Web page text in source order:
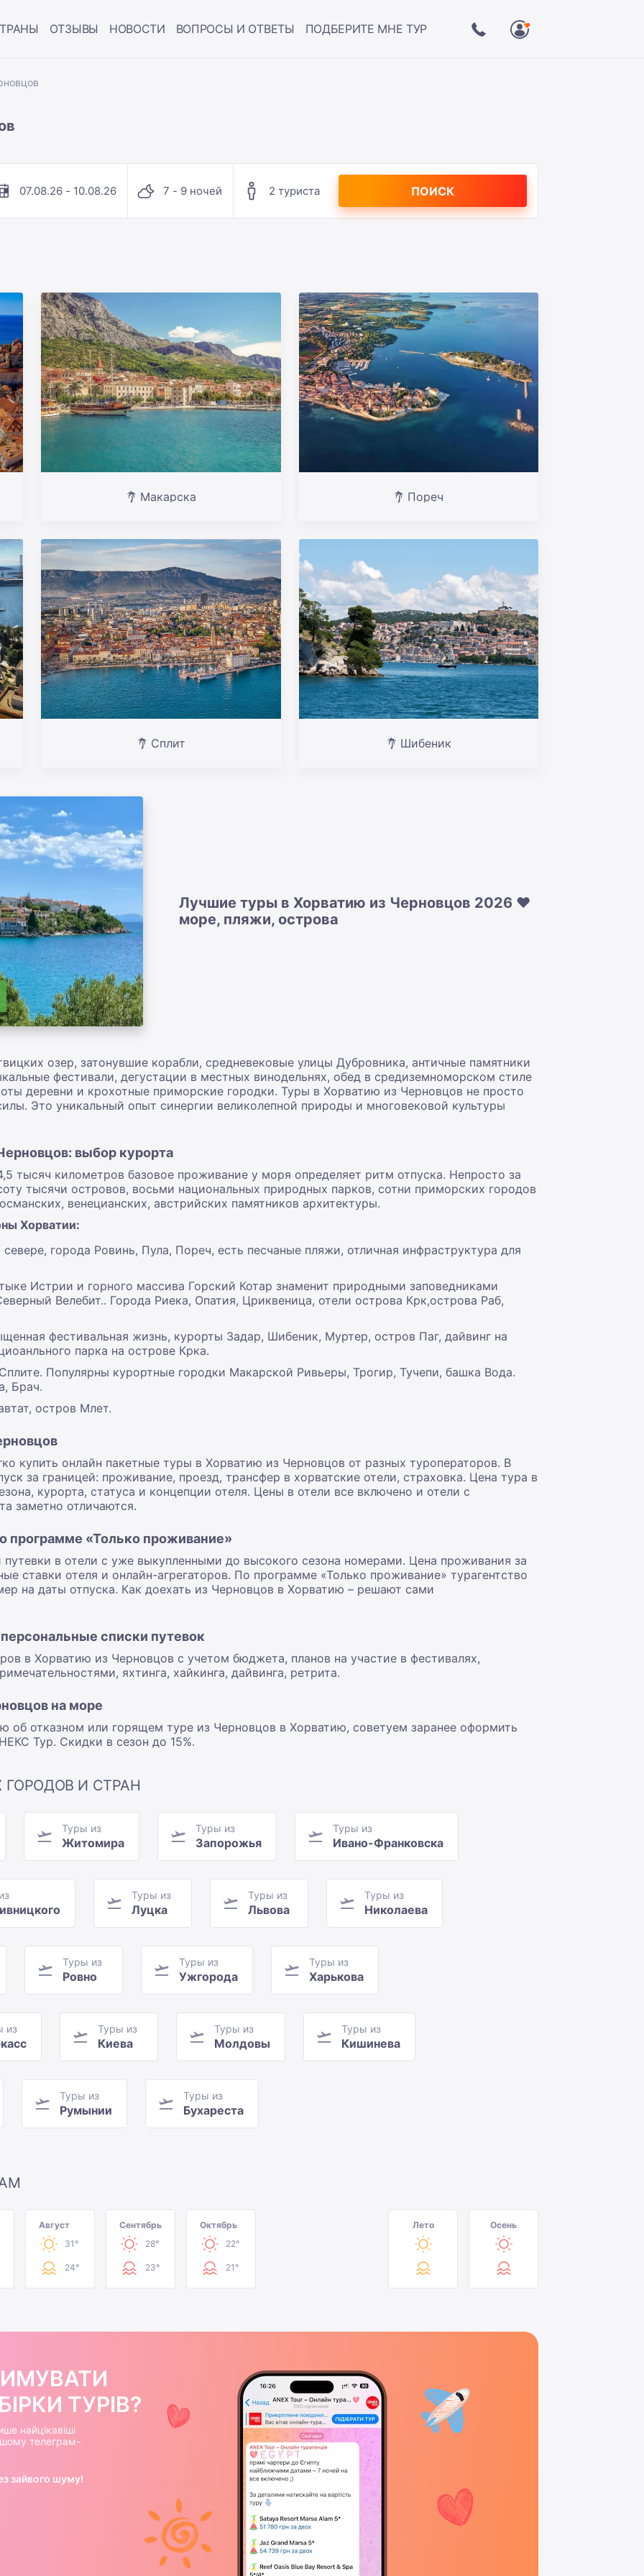
ОТЗЫВЫ НОВОСТИ ВОПРОСЫ И ОТВЕТЫ ПОДБЕРИТЕ МНЕ ТУР
07.08.26 - 10.08.26 7 - 9 ночей 2 туриста ПОИСК
Макарска Пореч
Сплит Шибеник
Лучшие туры в Хорватию из Черновцов 2026 ❤️
море, пляжи, острова
озер, затонувшие корабли, средневековые улицы Дубровника, античные памятники
фестивали, дегустации в местных винодельнях, обед в средиземноморском стиле
деревни и крохотные приморские городки. Туры в Хорватию из Черновцов не просто
Это уникальный опыт синергии великолепной природы и многовековой культуры
выбор курорта
тысяч километров базовое проживание у моря определяет ритм отпуска. Непросто за
тысячи островов, восьми национальных природных парков, сотни приморских городов
венецианских, австрийских памятников архитектуры.
Хорватии:
города Ровинь, Пула, Пореч, есть песчаные пляжи, отличная инфраструктура для
Истрии и горного массива Горский Котар знаменит природными заповедниками
Велебит.. Города Риека, Опатия, Цриквеница, отели острова Крк,острова Раб,
фестивальная жизнь, курорты Задар, Шибеник, Муртер, остров Паг, дайвинг на
парка на острове Крка.
Популярны курортные городки Макарской Ривьеры, Трогир, Тучепи, башка Вода.
Брач.
остров Млет.
купить онлайн пакетные туры в Хорватию из Черновцов от разных туроператоров. В
за границей: проживание, проезд, трансфер в хорватские отели, страховка. Цена тура в
курорта, статуса и концепции отеля. Цены в отели все включено и отели с
заметно отличаются.
программе «Только проживание»
путевки в отели с уже выкупленными до высокого сезона номерами. Цена проживания за
ставки отеля и онлайн-агрегаторов. По программе «Только проживание» турагентство
на даты отпуска. Как доехать из Черновцов в Хорватию – решают сами
списки путевок
в Хорватию из Черновцов с учетом бюджета, планов на участие в фестивалях,
яхтинга, хайкинга, дайвинга, ретрита.
на море
отказном или горящем туре из Черновцов в Хорватию, советуем заранее оформить
Тур. Скидки в сезон до 15%.
ГОРОДОВ И СТРАН
Туры из
Житомира
Туры из
Запорожья
Туры из
Ивано-Франковска
Туры из
Луцка
Туры из
Львова
Туры из
Николаева
Туры из
Ровно
Туры из
Ужгорода
Туры из
Харькова
из Туры из
Киева
Туры из
Молдовы
Туры из
Кишинева
Туры из
Румынии
Туры из
Бухареста
Август
31°
24°
Сентябрь
28°
23°
Октябрь
22°
21°
Лето Осень
ТУРІВ?
найцікавіші
телеграм-
зайвого шуму!